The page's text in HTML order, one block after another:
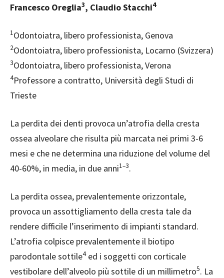
Francesco Oreglia3, Claudio Stacchi4
1Odontoiatra, libero professionista, Genova
2Odontoiatra, libero professionista, Locarno (Svizzera)
3Odontoiatra, libero professionista, Verona
4Professore a contratto, Università degli Studi di
Trieste
La perdita dei denti provoca un’atrofia della cresta
ossea alveolare che risulta più marcata nei primi 3-6
mesi e che ne determina una riduzione del volume del
40-60%, in media, in due anni1–3.
La perdita ossea, prevalentemente orizzontale,
provoca un assottigliamento della cresta tale da
rendere difficile l’inserimento di impianti standard.
L’atrofia colpisce prevalentemente il biotipo
parodontale sottile4ed i soggetti con corticale
vestibolare dell’alveolo più sottile di un millimetro5. La